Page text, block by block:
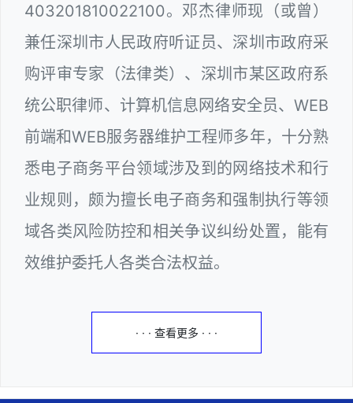
403201810022100。邓杰律师现（或曾）
兼任深圳市人民政府听证员、深圳市政府采
购评审专家（法律类）、深圳市某区政府系
统公职律师、计算机信息网络安全员、WEB
前端和WEB服务器维护工程师多年，十分熟
悉电子商务平台领域涉及到的网络技术和行
业规则，颇为擅长电子商务和强制执行等领
域各类风险防控和相关争议纠纷处置，能有
效维护委托人各类合法权益。
· · · 查看更多 · · ·